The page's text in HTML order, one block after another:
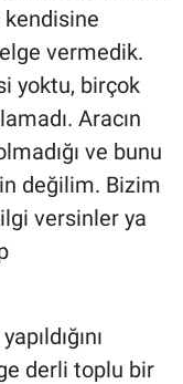
kendisine
vermedik.
yoktu, birçok
Aracın
ve bunu
değilim. Bizim
versinler ya
derli toplu bir